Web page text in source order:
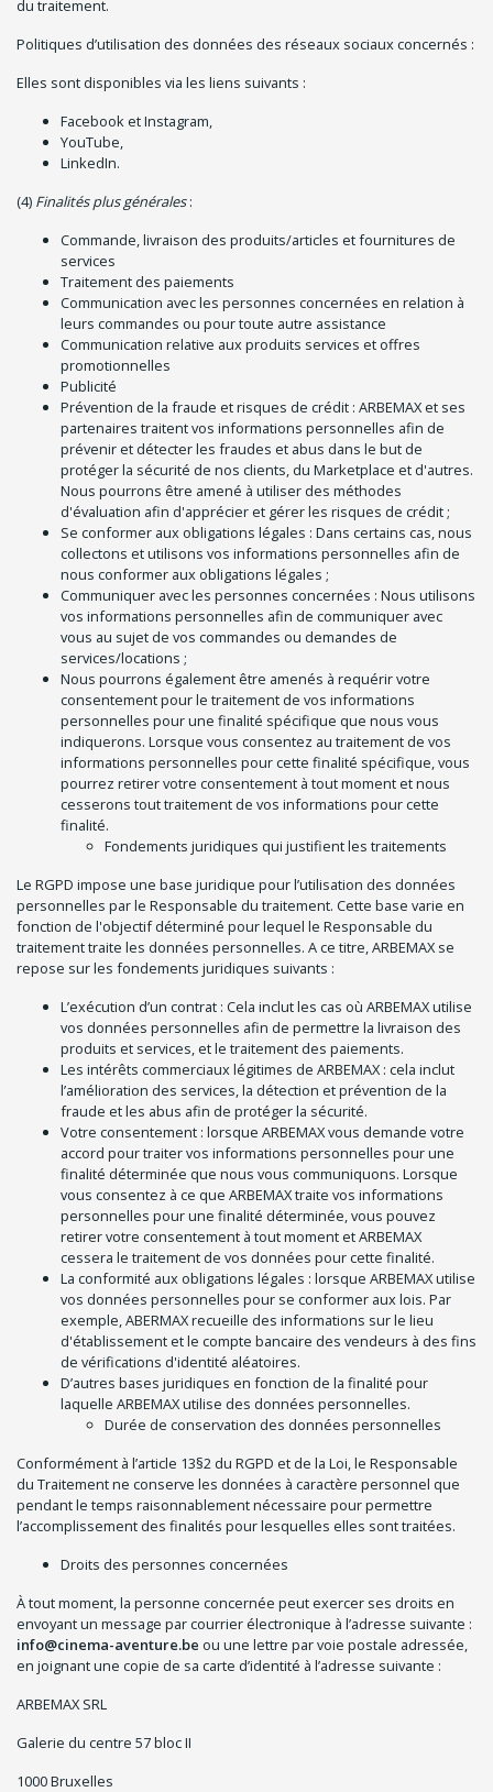
du traitement.
Politiques d’utilisation des données des réseaux sociaux concernés :
Elles sont disponibles via les liens suivants :
Facebook et Instagram,
YouTube,
LinkedIn.
(4) Finalités plus générales:
Commande, livraison des produits/articles et fournitures de
services
Traitement des paiements
Communication avec les personnes concernées en relation à
leurs commandes ou pour toute autre assistance
Communication relative aux produits services et offres
promotionnelles
Publicité
Prévention de la fraude et risques de crédit : ARBEMAX et ses
partenaires traitent vos informations personnelles afin de
prévenir et détecter les fraudes et abus dans le but de
protéger la sécurité de nos clients, du Marketplace et d'autres.
Nous pourrons être amené à utiliser des méthodes
d'évaluation afin d'apprécier et gérer les risques de crédit ;
Se conformer aux obligations légales : Dans certains cas, nous
collectons et utilisons vos informations personnelles afin de
nous conformer aux obligations légales ;
Communiquer avec les personnes concernées : Nous utilisons
vos informations personnelles afin de communiquer avec
vous au sujet de vos commandes ou demandes de
services/locations ;
Nous pourrons également être amenés à requérir votre
consentement pour le traitement de vos informations
personnelles pour une finalité spécifique que nous vous
indiquerons. Lorsque vous consentez au traitement de vos
informations personnelles pour cette finalité spécifique, vous
pourrez retirer votre consentement à tout moment et nous
cesserons tout traitement de vos informations pour cette
finalité.
Fondements juridiques qui justifient les traitements
Le RGPD impose une base juridique pour l’utilisation des données
personnelles par le Responsable du traitement. Cette base varie en
fonction de l'objectif déterminé pour lequel le Responsable du
traitement traite les données personnelles. A ce titre, ARBEMAX se
repose sur les fondements juridiques suivants :
L’exécution d’un contrat : Cela inclut les cas où ARBEMAX utilise
vos données personnelles afin de permettre la livraison des
produits et services, et le traitement des paiements.
Les intérêts commerciaux légitimes de ARBEMAX : cela inclut
l’amélioration des services, la détection et prévention de la
fraude et les abus afin de protéger la sécurité.
Votre consentement : lorsque ARBEMAX vous demande votre
accord pour traiter vos informations personnelles pour une
finalité déterminée que nous vous communiquons. Lorsque
vous consentez à ce que ARBEMAX traite vos informations
personnelles pour une finalité déterminée, vous pouvez
retirer votre consentement à tout moment et ARBEMAX
cessera le traitement de vos données pour cette finalité.
La conformité aux obligations légales : lorsque ARBEMAX utilise
vos données personnelles pour se conformer aux lois. Par
exemple, ABERMAX recueille des informations sur le lieu
d'établissement et le compte bancaire des vendeurs à des fins
de vérifications d'identité aléatoires.
D’autres bases juridiques en fonction de la finalité pour
laquelle ARBEMAX utilise des données personnelles.
Durée de conservation des données personnelles
Conformément à l’article 13§2 du RGPD et de la Loi, le Responsable
du Traitement ne conserve les données à caractère personnel que
pendant le temps raisonnablement nécessaire pour permettre
l’accomplissement des finalités pour lesquelles elles sont traitées.
Droits des personnes concernées
À tout moment, la personne concernée peut exercer ses droits en
envoyant un message par courrier électronique à l’adresse suivante :
info@cinema-aventure.be ou une lettre par voie postale adressée,
en joignant une copie de sa carte d’identité à l’adresse suivante :
ARBEMAX SRL
Galerie du centre 57 bloc II
1000 Bruxelles